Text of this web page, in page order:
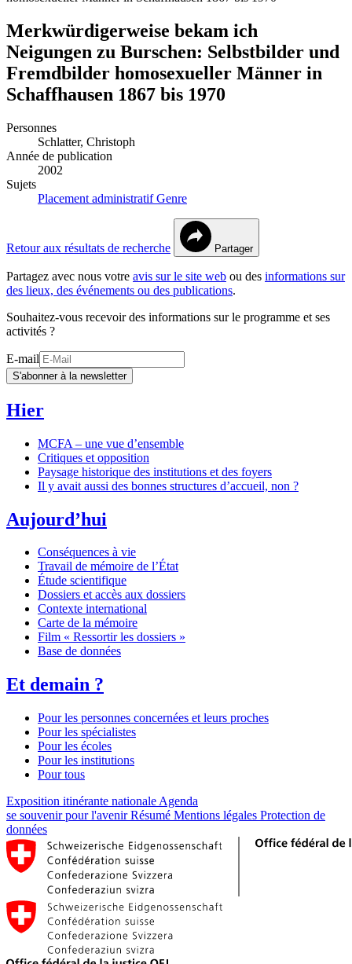
Merkwürdigerweise bekam ich
Neigungen zu Burschen: Selbstbilder und
Fremdbilder homosexueller Männer in
Schaffhausen 1867 bis 1970
Personnes
Schlatter, Christoph
Année de publication
2002
Sujets
Placement administratifGenre
Retour aux résultats de recherche Partager
Partagez avec nous votre avis sur le site web ou des informations sur
des lieux, des événements ou des publications.
Souhaitez-vous recevoir des informations sur le programme et ses
activités ?
E-mail
S'abonner à la newsletter
Hier
MCFA – une vue d’ensemble
Critiques et opposition
Paysage historique des institutions et des foyers
Il y avait aussi des bonnes structures d’accueil, non ?
Aujourd’hui
Conséquences à vie
Travail de mémoire de l’État
Étude scientifique
Dossiers et accès aux dossiers
Contexte international
Carte de la mémoire
Film « Ressortir les dossiers »
Base de données
Et demain ?
Pour les personnes concernées et leurs proches
Pour les spécialistes
Pour les écoles
Pour les institutions
Pour tous
Exposition itinérante nationale Agenda
se souvenir pour l'avenirRésumé Mentions légales Protection de
données